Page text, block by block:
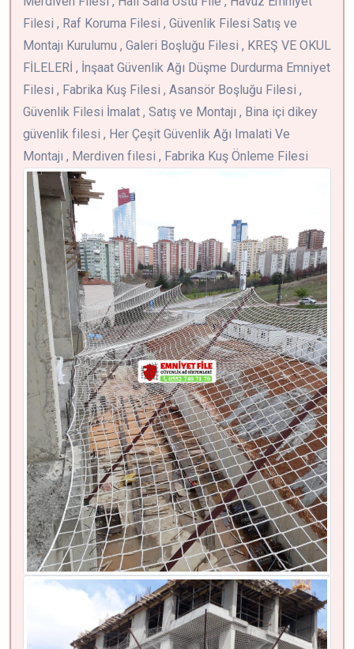
Filesi , Raf Koruma Filesi , Güvenlik Filesi Satış ve
Montajı Kurulumu , Galeri Boşluğu Filesi , KREŞ VE OKUL
FİLELERİ , İnşaat Güvenlik Ağı Düşme Durdurma Emniyet
Filesi , Fabrika Kuş Filesi , Asansör Boşluğu Filesi ,
Güvenlik Filesi İmalat , Satış ve Montajı , Bina içi dikey
güvenlik filesi , Her Çeşit Güvenlik Ağı Imalati Ve
Montajı , Merdiven filesi , Fabrika Kuş Önleme Filesi